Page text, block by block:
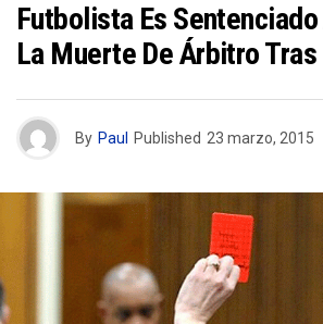
Futbolista Es
La Muerte De Árbitro
By Paul Published 23 marzo, 2015